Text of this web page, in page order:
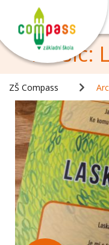
Měsíc:
ZŠ Compass